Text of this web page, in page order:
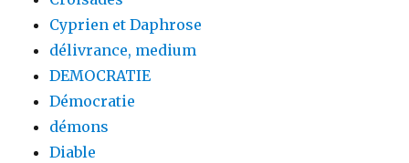
Cyprien et Daphrose
délivrance, medium
DEMOCRATIE
Démocratie
démons
Diable